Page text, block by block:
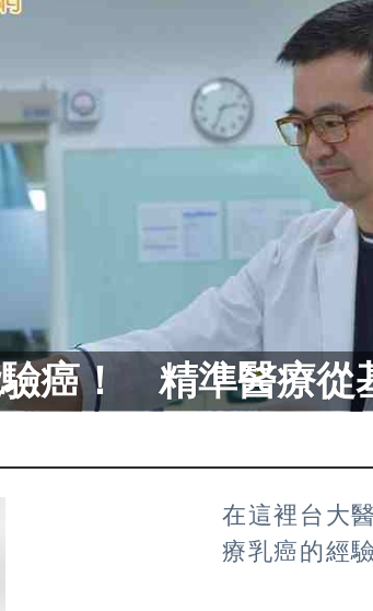
癌！ 精準醫療從
在這裡台大
療乳癌的經驗